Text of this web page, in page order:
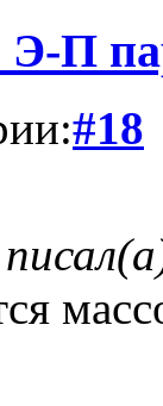
Э-П
#18